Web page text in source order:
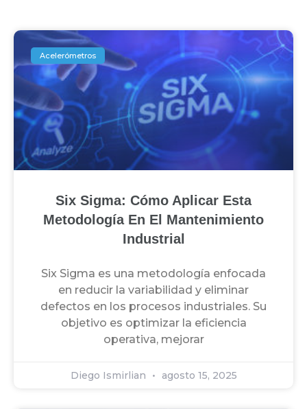
Acelerómetros
Six Sigma: Cómo Aplicar Esta
Metodología En El Mantenimiento
Industrial
Six Sigma es una metodología enfocada
en reducir la variabilidad y eliminar
defectos en los procesos industriales. Su
objetivo es optimizar la eficiencia
operativa, mejorar
Diego Ismirlian agosto 15, 2025